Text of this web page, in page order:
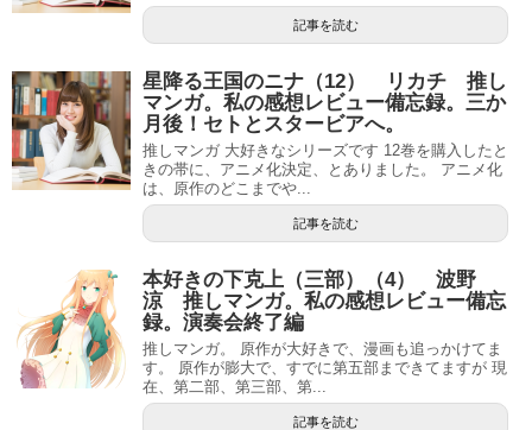
記事を読む
星降る王国のニナ（12） リカチ 推し
マンガ。私の感想レビュー備忘録。三か
月後！セトとスタービアへ。
推しマンガ 大好きなシリーズです 12巻を購入したと
きの帯に、アニメ化決定、とありました。 アニメ化
は、原作のどこまでや...
記事を読む
本好きの下克上（三部）（4） 波野
涼 推しマンガ。私の感想レビュー備忘
録。演奏会終了編
推しマンガ。 原作が大好きで、漫画も追っかけてま
す。 原作が膨大で、すでに第五部まできてますが 現
在、第二部、第三部、第...
記事を読む